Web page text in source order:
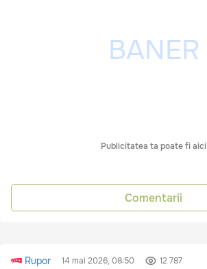
Publicitatea ta poate fi aici
Comentarii
Rupor 14 mai 2026, 08:50 12 787